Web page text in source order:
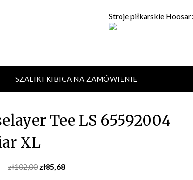
Stroje piłkarskie Hoosar:
SZALIKI KIBICA NA ZAMÓWIENIE
Tee LS 65592004
XL
zł102,00 Original
zł85,68Current